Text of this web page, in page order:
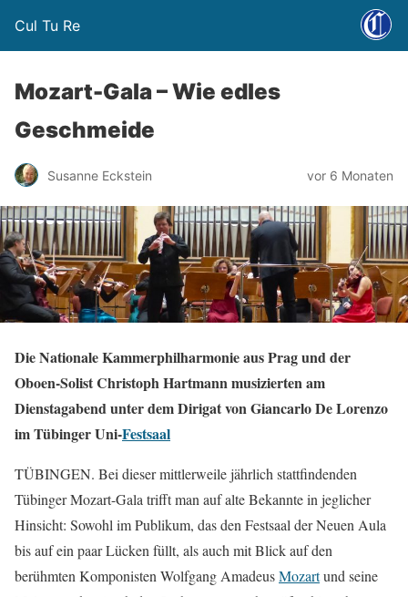
Cul Tu Re
Mozart-Gala – Wie edles
Geschmeide
Susanne Eckstein vor 6 Monaten
Die Nationale Kammerphilharmonie aus Prag und der
Oboen-Solist Christoph Hartmann musizierten am
Dienstagabend unter dem Dirigat von Giancarlo De Lorenzo
im Tübinger Uni-Festsaal
TÜBINGEN. Bei dieser mittlerweile jährlich stattfindenden
Tübinger Mozart-Gala trifft man auf alte Bekannte in jeglicher
Hinsicht: Sowohl im Publikum, das den Festsaal der Neuen Aula
bis auf ein paar Lücken füllt, als auch mit Blick auf den
berühmten Komponisten Wolfgang AmadeusMozartund seine